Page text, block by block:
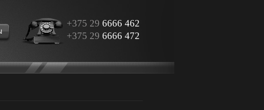
+375 29 6666 462
+375 29 6666 472